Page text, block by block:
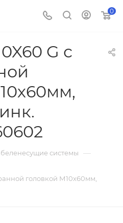
0
G с
системы —
головкой М10х60мм,